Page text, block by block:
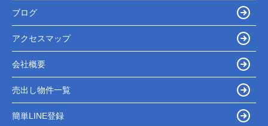
ブログ
アクセスマップ
会社概要
売出し物件一覧
簡単LINE登録